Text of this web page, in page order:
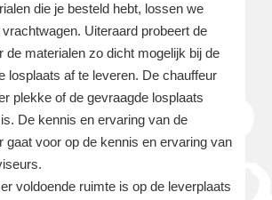
die je besteld hebt, lossen we
vrachtwagen. Uiteraard probeert de
de materialen zo dicht mogelijk bij de
losplaats af te leveren. De chauffeur
plekke of de gevraagde losplaats
De kennis en ervaring van de
gaat voor op de kennis en ervaring van
voldoende ruimte is op de leverplaats